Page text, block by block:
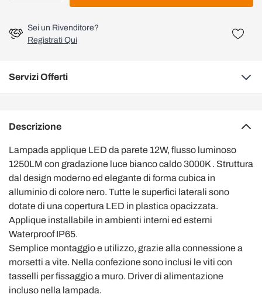
Sei un Rivenditore?
Registrati Qui
Servizi Offerti
Descrizione
Lampada applique LED da parete 12W, flusso luminoso
1250LM con gradazione luce bianco caldo 3000K . Struttura
dal design moderno ed elegante di forma cubica in
alluminio di colore nero. Tutte le superfici laterali sono
dotate di una copertura LED in plastica opacizzata.
Applique installabile in ambienti interni ed esterni
Waterproof IP65.
Semplice montaggio e utilizzo, grazie alla connessione a
morsetti a vite. Nella confezione sono inclusi le viti con
tasselli per fissaggio a muro. Driver di alimentazione
incluso nella lampada.